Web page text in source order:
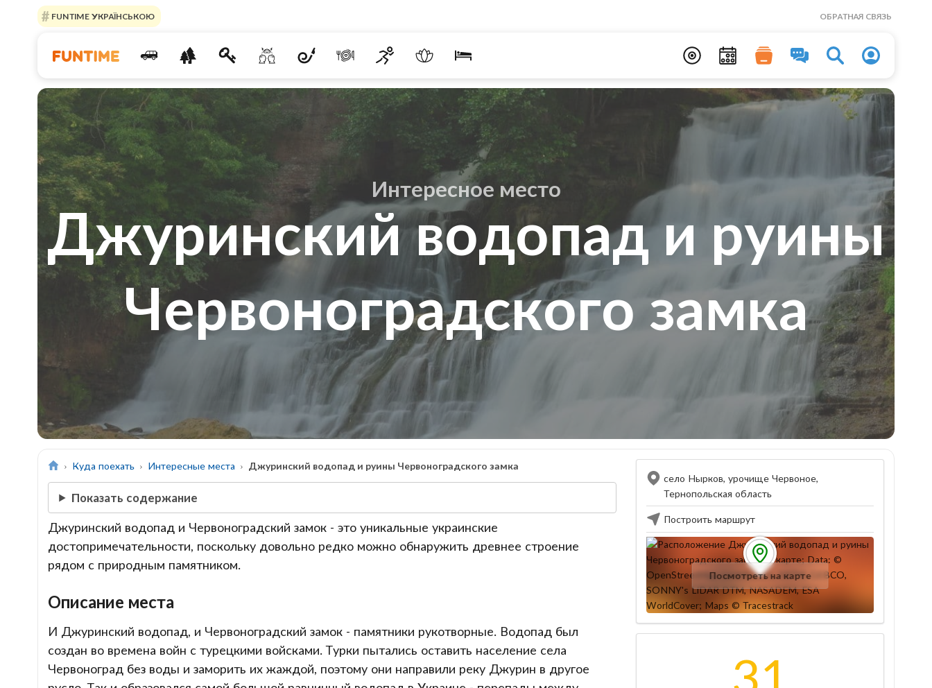
FUNTIME УКРАЇНСЬКОЮ ОБРАТНАЯ СВЯЗЬ
Интересное место
Джуринский водопад и руины
Червоноградского замка
Куда поехать Интересные места Джуринский водопад и руины Червоноградского замка
Показать содержание
Джуринский водопад и Червоноградский замок - это уникальные украинские
достопримечательности, поскольку довольно редко можно обнаружить древнее строение
рядом с природным памятником.
Описание места
И Джуринский водопад, и Червоноградский замок - памятники рукотворные. Водопад был
создан во времена войн с турецкими войсками. Турки пытались оставить население села
Червоноград без воды и заморить их жаждой, поэтому они направили реку Джурин в другое
село Нырков, урочище Червоное,
Тернопольская область
Построить маршрут
Посмотреть на карте
31